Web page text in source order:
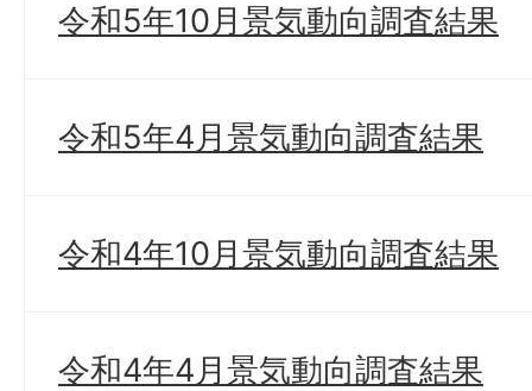
令和5年10月景気動向調査結果
令和5年4月景気動向調査結果
令和4年10月景気動向調査結果
令和4年4月景気動向調査結果